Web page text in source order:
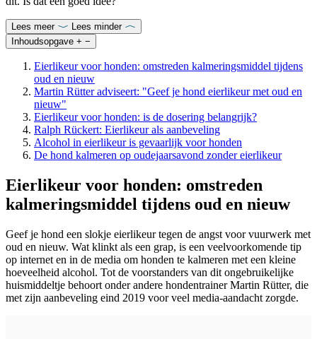
Lees meer
Lees minder
Inhoudsopgave + −
Eierlikeur voor honden: omstreden kalmeringsmiddel tijdens
oud en nieuw
Martin Rütter adviseert: "Geef je hond eierlikeur met oud en
nieuw"
Eierlikeur voor honden: is de dosering belangrijk?
Ralph Rückert: Eierlikeur als aanbeveling
Alcohol in eierlikeur is gevaarlijk voor honden
De hond kalmeren op oudejaarsavond zonder eierlikeur
Eierlikeur voor honden: omstreden
kalmeringsmiddel tijdens oud en nieuw
Geef je hond een slokje eierlikeur tegen de angst voor vuurwerk met
oud en nieuw. Wat klinkt als een grap, is een veelvoorkomende tip
op internet en in de media om honden te kalmeren met een kleine
hoeveelheid alcohol. Tot de voorstanders van dit ongebruikelijke
huismiddeltje behoort onder andere hondentrainer Martin Rütter, die
met zijn aanbeveling eind 2019 voor veel media-aandacht zorgde.